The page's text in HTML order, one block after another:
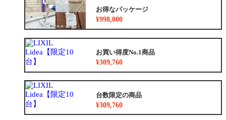
お得なパッケージ
¥998,000
お買い得度No.1商品
¥309,760
台数限定の商品
¥309,760